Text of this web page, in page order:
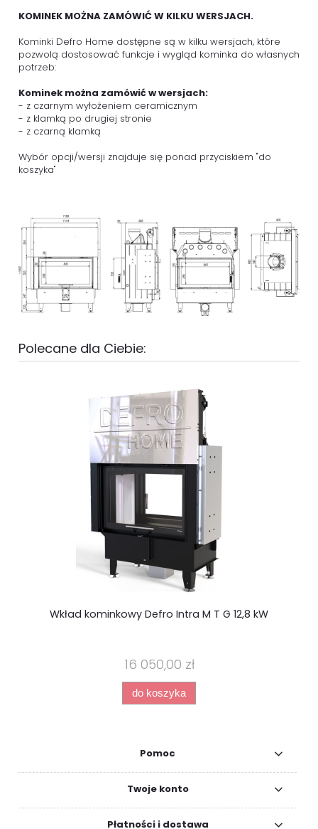
KOMINEK MOŻNA ZAMÓWIĆ W KILKU WERSJACH.
Kominki Defro Home dostępne są w kilku wersjach, które
pozwolą dostosować funkcje i wygląd kominka do własnych
potrzeb:
Kominek można zamówić w wersjach:
- z czarnym wyłożeniem ceramicznym
- z klamką po drugiej stronie
- z czarną klamką
Wybór opcji/wersji znajduje się ponad przyciskiem "do
koszyka"
Polecane dla Ciebie:
Wkład kominkowy Defro Intra M T G 12,8 kW
16 050,00 zł
do koszyka
Pomoc
Twoje konto
Płatności i dostawa